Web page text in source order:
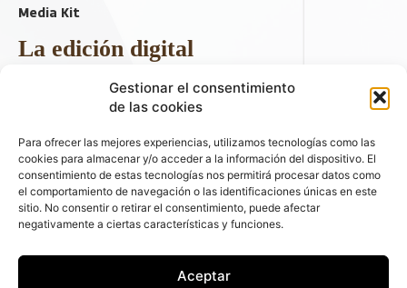
Gestionar el consentimiento
de las cookies
Para ofrecer las mejores experiencias, utilizamos tecnologías como las
cookies para almacenar y/o acceder a la información del dispositivo. El
consentimiento de estas tecnologías nos permitirá procesar datos como
el comportamiento de navegación o las identificaciones únicas en este
sitio. No consentir o retirar el consentimiento, puede afectar
negativamente a ciertas características y funciones.
Aceptar
Media Kit
La edición digital
Descargar último ejemplar
ir a hemeroteca
+ Contenido en redes sociales